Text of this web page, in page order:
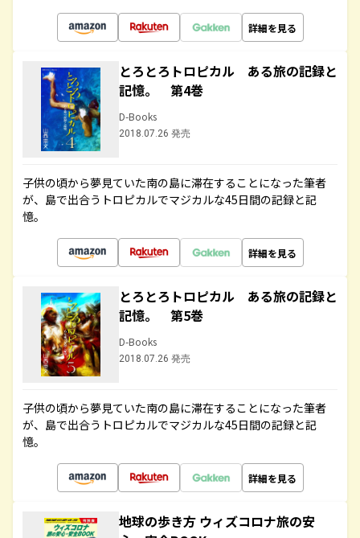
詳細を見る
とろとろトロピカル ある旅の記録と
記憶。 第4巻
D-Books
2018.07.26 発売
子供の頃から夢見ていた南の島に滞在することになった筆者
が、島で出合うトロピカルでマジカルな45日間の記録と記
憶。
詳細を見る
とろとろトロピカル ある旅の記録と
記憶。 第5巻
D-Books
2018.07.26 発売
子供の頃から夢見ていた南の島に滞在することになった筆者
が、島で出合うトロピカルでマジカルな45日間の記録と記
憶。
詳細を見る
地球の歩き方 ウィズコロナ旅の安